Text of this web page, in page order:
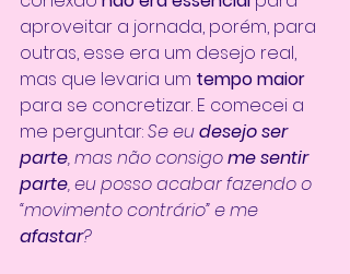
aproveitar a jornada, porém, para
outras, esse era um desejo real,
mas que levaria um tempo maior
para se concretizar. E comecei a
me perguntar: Se eu desejo ser
parte, mas não consigo me sentir
parte, eu posso acabar fazendo o
“movimento contrário” e me
afastar?